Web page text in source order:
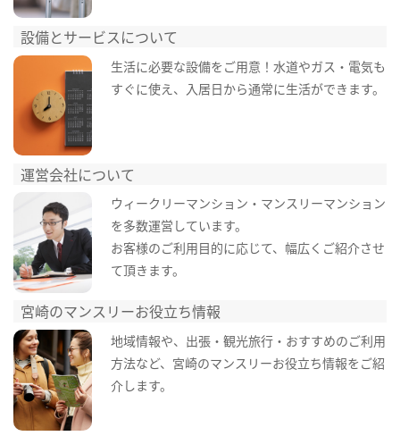
設備とサービスについて
生活に必要な設備をご用意！水道やガス・電気も
すぐに使え、入居日から通常に生活ができます。
運営会社について
ウィークリーマンション・マンスリーマンション
を多数運営しています。
お客様のご利用目的に応じて、幅広くご紹介させ
て頂きます。
宮崎のマンスリーお役立ち情報
地域情報や、出張・観光旅行・おすすめのご利用
方法など、宮崎のマンスリーお役立ち情報をご紹
介します。